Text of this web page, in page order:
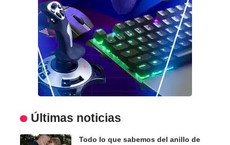
Últimas noticias
Todo lo que sabemos del anillo de